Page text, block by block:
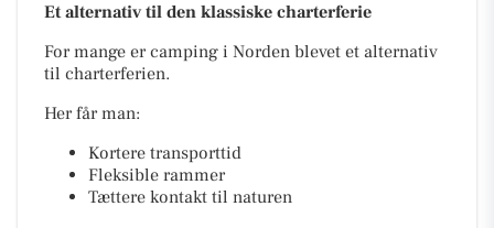
Et alternativ til den klassiske charterferie
For mange er camping i Norden blevet et alternativ
til charterferien.
Her får man:
Kortere transporttid
Fleksible rammer
Tættere kontakt til naturen